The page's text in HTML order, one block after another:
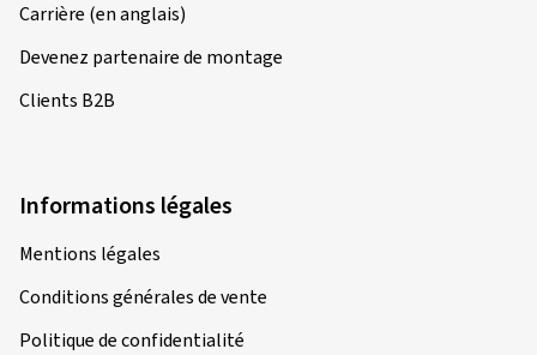
Carrière (en anglais)
Devenez partenaire de montage
Clients B2B
Informations légales
Mentions légales
Conditions générales de vente
Politique de confidentialité